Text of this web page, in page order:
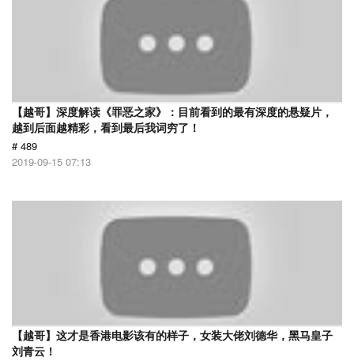
【越哥】深度解读《罪恶之家》：目前看到的最有深度的悬疑片，
越到后面越精彩，看到最后我词穷了！
# 489
2019-09-15 07:13
【越哥】这才是香港电影该有的样子，女装大佬刘德华，黑马皇子
刘青云！